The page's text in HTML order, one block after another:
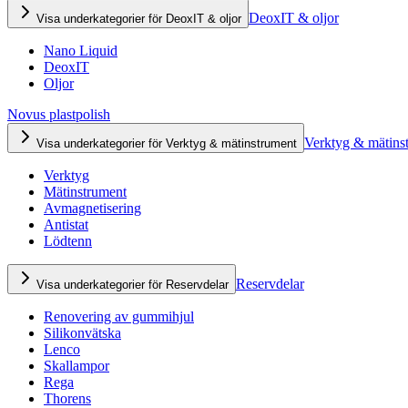
Visa underkategorier för DeoxIT & oljor DeoxIT & oljor
Nano Liquid
DeoxIT
Oljor
Novus plastpolish
Visa underkategorier för Verktyg & mätinstrument Verktyg &
Verktyg
Mätinstrument
Avmagnetisering
Antistat
Lödtenn
Visa underkategorier för Reservdelar Reservdelar
Renovering av gummihjul
Silikonvätska
Lenco
Skallampor
Rega
Thorens